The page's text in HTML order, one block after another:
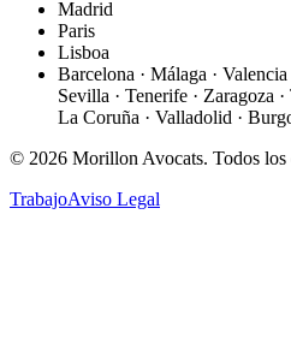
Madrid
Paris
Lisboa
Barcelona · Málaga ·
Sevilla · Tenerife · Zaragoza
La Coruña · Valladolid ·
© 2026 Morillon Avocats. Todos los
TrabajoAviso Legal